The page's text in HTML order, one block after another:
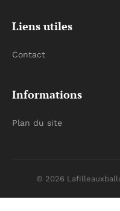
Liens utiles
Contact
Informations
Plan du site
© 2026